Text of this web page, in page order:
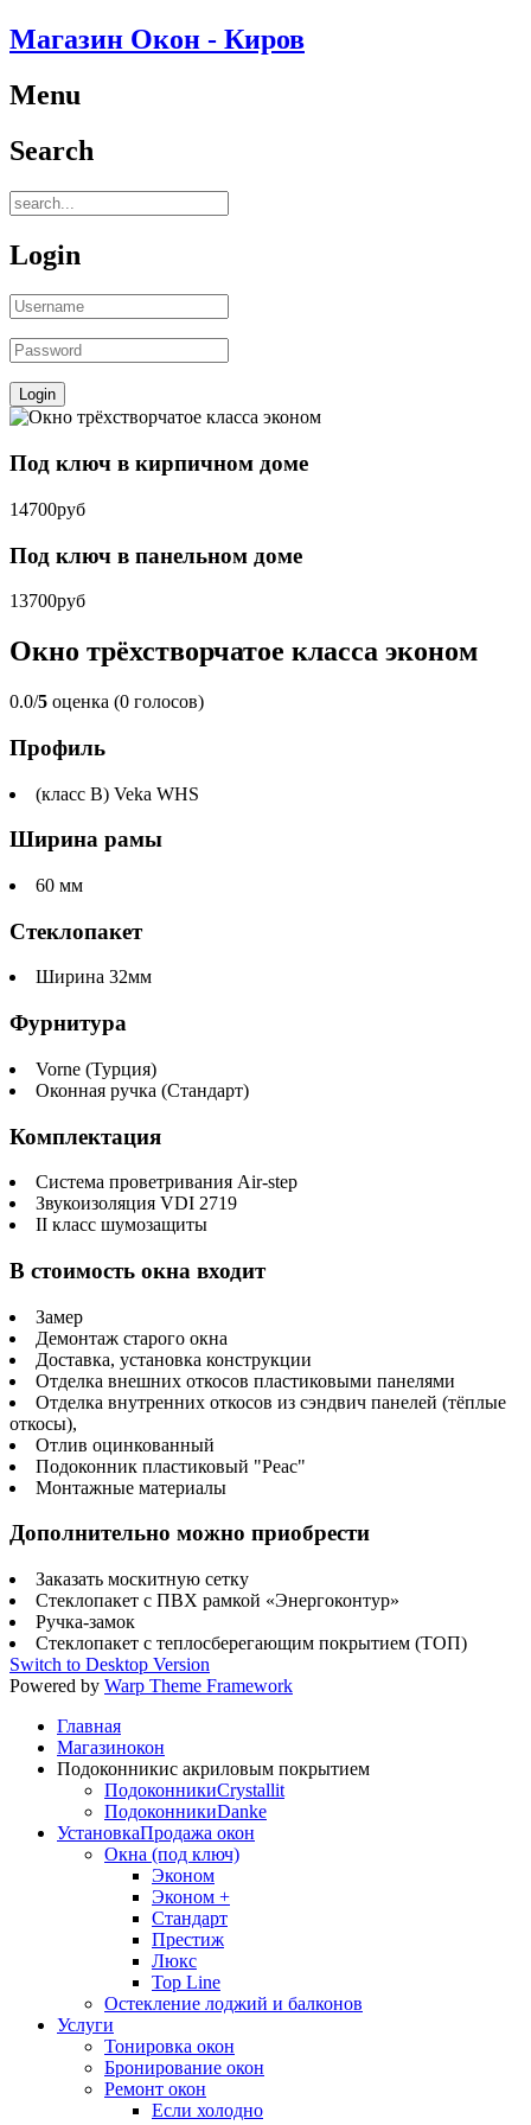
Магазин Окон - Киров
Menu
Search
Login
Под ключ в кирпичном доме
14700руб
Под ключ в панельном доме
13700руб
Окно трёхстворчатое класса эконом
0.0/5 оценка (0 голосов)
Профиль
(класс B) Veka WHS
Ширина рамы
60 мм
Стеклопакет
Ширина 32мм
Фурнитура
Vorne (Турция)
Оконная ручка (Стандарт)
Комплектация
Система проветривания Air-step
Звукоизоляция VDI 2719
II класс шумозащиты
В стоимость окна входит
Замер
Демонтаж старого окна
Доставка, установка конструкции
Отделка внешних откосов пластиковыми панелями
Отделка внутренних откосов из сэндвич панелей (тёплые
откосы),
Отлив оцинкованный
Подоконник пластиковый "Реас"
Монтажные материалы
Дополнительно можно приобрести
Заказать москитную сетку
Стеклопакет с ПВХ рамкой «Энергоконтур»
Ручка-замок
Cтеклопакет с теплосберегающим покрытием (ТОП)
Switch to Desktop Version
Powered by Warp Theme Framework
Главная
Магазинокон
Подоконникис акриловым покрытием
ПодоконникиCrystallit
ПодоконникиDanke
УстановкаПродажа окон
Окна (под ключ)
Эконом
Эконом +
Стандарт
Престиж
Люкс
Top Line
Остекление лоджий и балконов
Услуги
Тонировка окон
Бронирование окон
Ремонт окон
Если холодно